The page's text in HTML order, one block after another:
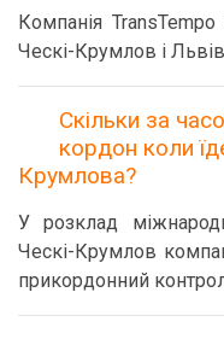
Компанія
Ческі-Крумлов і
Скільки за
кордон коли
Крумлова?
У розклад
Ческі-Крумлов
прикордонний